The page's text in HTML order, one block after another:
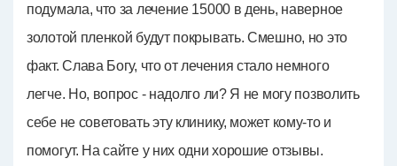
подумала, что за лечение 15000 в день, наверное
золотой пленкой будут покрывать. Смешно, но это
факт. Слава Богу, что от лечения стало немного
легче. Но, вопрос - надолго ли? Я не могу позволить
себе не советовать эту клинику, может кому-то и
помогут. На сайте у них одни хорошие отзывы.